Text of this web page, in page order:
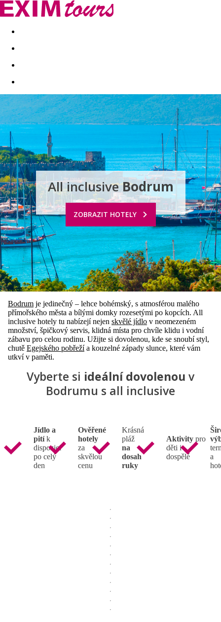
Akční nabídky Last minute
All inclusiveBodrum
ZOBRAZIT HOTELY
Bodrum je jedinečný – lehce bohémský, s atmosférou malého
přímořského města a bílými domky rozesetými po kopcích. All
inclusive hotely tu nabízejí nejen skvělé jídlo v neomezeném
množství, špičkový servis, klidná místa pro chvíle klidu i vodní
zábavu pro celou rodinu. Užijte si dovolenou, kde se snoubí styl,
chutě Egejského pobřežía kouzelné západy slunce, které vám
utkví v paměti.
Vyberte si ideální dovolenou v
Bodrumu s all inclusive
Jídlo a
pitík
dispozici
po celý
den
Ověřené
hotely
za
skvělou
cenu
Krásná
pláž
na
dosah
ruky
Aktivity pro
děti i
dospělé
a